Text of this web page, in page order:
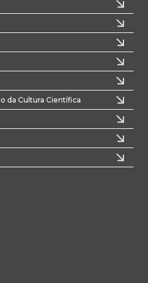
da Cultura Científica